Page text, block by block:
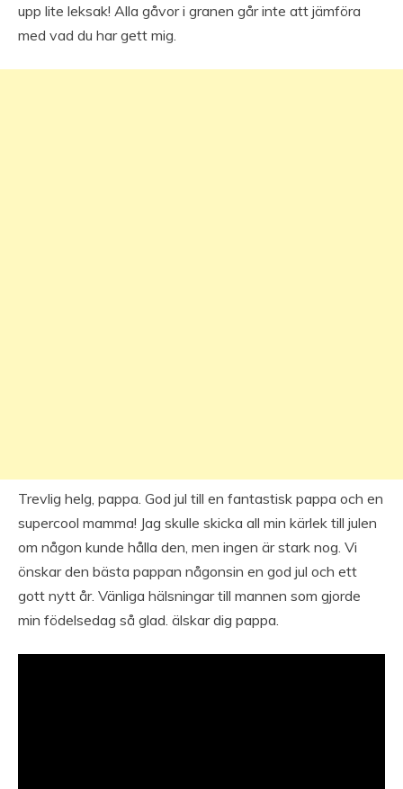
upp lite leksak! Alla gåvor i granen går inte att jämföra
med vad du har gett mig.
Trevlig helg, pappa. God jul till en fantastisk pappa och en
supercool mamma! Jag skulle skicka all min kärlek till julen
om någon kunde hålla den, men ingen är stark nog. Vi
önskar den bästa pappan någonsin en god jul och ett
gott nytt år. Vänliga hälsningar till mannen som gjorde
min födelsedag så glad. älskar dig pappa.